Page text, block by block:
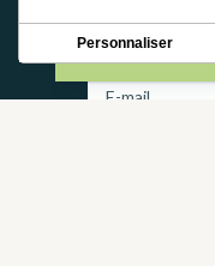
Restez informé de
Personnaliser